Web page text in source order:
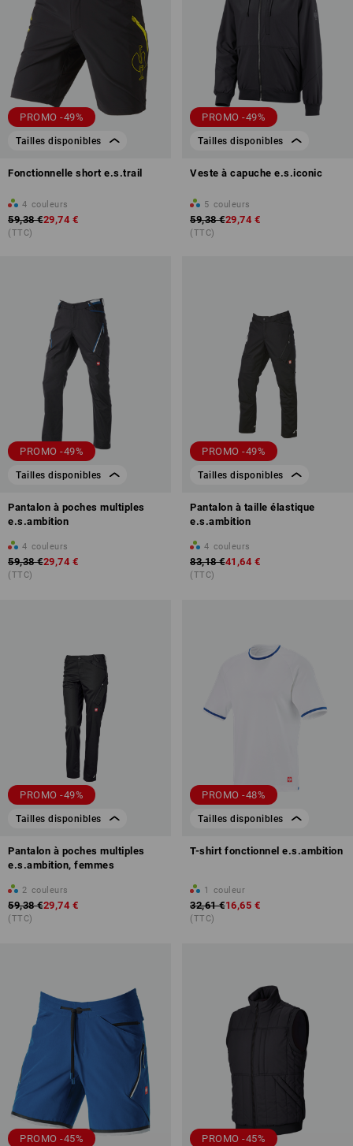
PROMO -49%
Tailles disponibles
Fonctionnelle short e.s.trail
4 couleurs
59,38 €29,74 €
(TTC)
PROMO -49%
Tailles disponibles
Veste à capuche e.s.iconic
5 couleurs
59,38 €29,74 €
(TTC)
PROMO -49%
Tailles disponibles
Pantalon à poches multiples
e.s.ambition
4 couleurs
59,38 €29,74 €
(TTC)
PROMO -49%
Tailles disponibles
Pantalon à taille élastique
e.s.ambition
4 couleurs
83,18 €41,64 €
(TTC)
PROMO -49%
Tailles disponibles
Pantalon à poches multiples
e.s.ambition, femmes
2 couleurs
59,38 €29,74 €
(TTC)
PROMO -48%
Tailles disponibles
T-shirt fonctionnel e.s.ambition
1 couleur
32,61 €16,65 €
(TTC)
PROMO -45% PROMO -45%